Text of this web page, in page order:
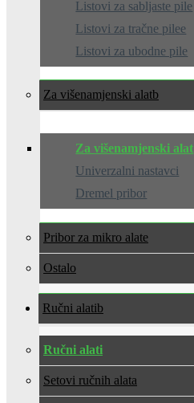
Listovi za sabljaste pile
Listovi za tračne pilee
Listovi za ubodne pile
Za višenamjenski alat
Za višenamjenski alat
Univerzalni nastavci
Dremel pribor
Pribor za mikro alate
Ostalo
Ručni alati
Ručni alati
Setovi ručnih alata